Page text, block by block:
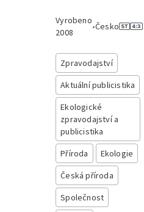
Vyrobeno
2008
•Česko
Zpravodajství
Aktuální publicistika
Ekologické
zpravodajství a
publicistika
Příroda
Ekologie
Česká příroda
Společnost